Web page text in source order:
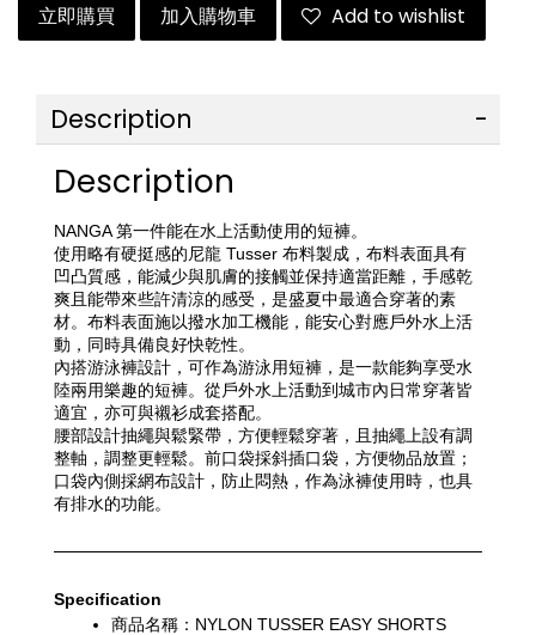
立即購買 加入購物車 Add to wishlist
Description
Description
NANGA 第一件能在水上活動使用的短褲。
使用略有硬挺感的尼龍 Tusser 布料製成，布料表面具有
凹凸質感，能減少與肌膚的接觸並保持適當距離，手感乾
爽且能帶來些許清涼的感受，是盛夏中最適合穿著的素
材。布料表面施以撥水加工機能，能安心對應戶外水上活
動，同時具備良好快乾性。
內搭游泳褲設計，可作為游泳用短褲，是一款能夠享受水
陸兩用樂趣的短褲。從戶外水上活動到城市內日常穿著皆
適宜，亦可與襯衫成套搭配。
腰部設計抽繩與鬆緊帶，方便輕鬆穿著，且抽繩上設有調
整軸，調整更輕鬆。前口袋採斜插口袋，方便物品放置；
口袋內側採網布設計，防止悶熱，作為泳褲使用時，也具
有排水的功能。
Specification
商品名稱：NYLON TUSSER EASY SHORTS